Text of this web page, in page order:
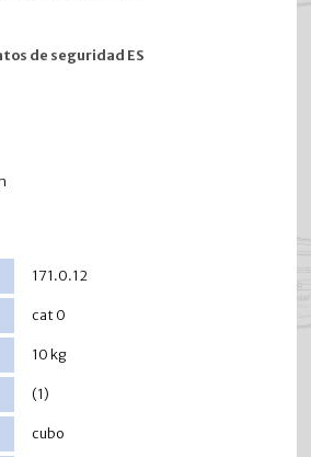
de seguridad ES
171.0.12
cat 0
10 kg
(1)
cubo